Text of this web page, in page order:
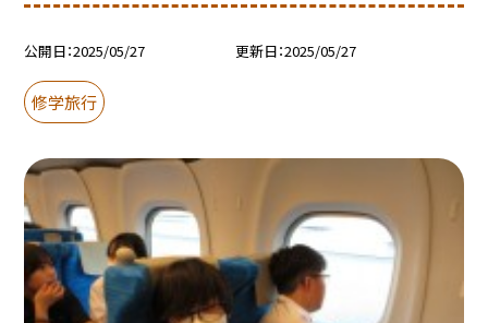
公開日 2025/05/27 更新日 2025/05/27
修学旅行